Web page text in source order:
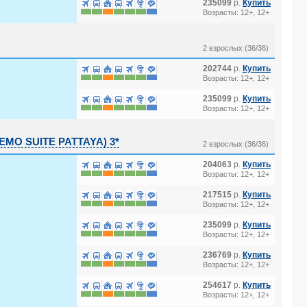
235099 р. Купить
Возрасты: 12+, 12+
2 взрослых (36/36)
202744 р. Купить
Возрасты: 12+, 12+
235099 р. Купить
Возрасты: 12+, 12+
SUITE PATTAYA) 3* 2 взрослых (36/36)
204063 р. Купить
Возрасты: 12+, 12+
217515 р. Купить
Возрасты: 12+, 12+
235099 р. Купить
Возрасты: 12+, 12+
236769 р. Купить
Возрасты: 12+, 12+
254617 р. Купить
Возрасты: 12+, 12+